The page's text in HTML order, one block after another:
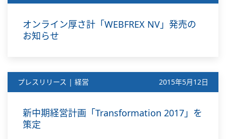
オンライン厚さ計「WEBFREX NV」発売の
お知らせ
プレスリリース | 経営 2015年5月12日
新中期経営計画「Transformation 2017」を
策定